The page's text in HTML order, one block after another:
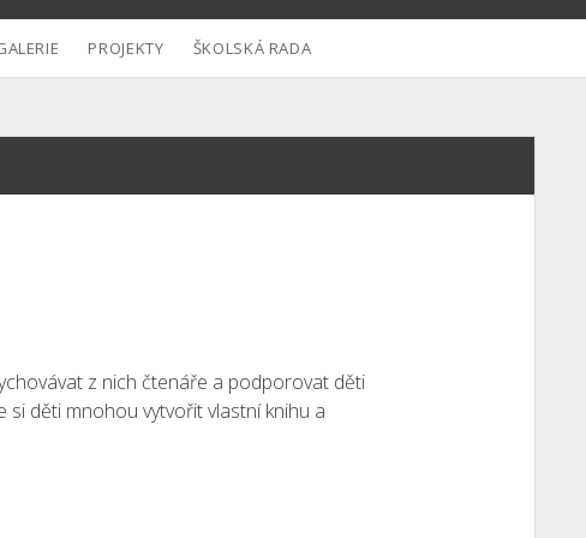
PROJEKTY ŠKOLSKÁ RADA
z nich čtenáře a podporovat děti
si děti mnohou vytvořit vlastní knihu a